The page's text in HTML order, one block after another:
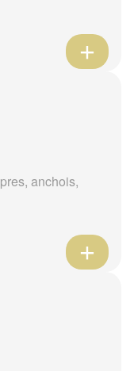
anchois,